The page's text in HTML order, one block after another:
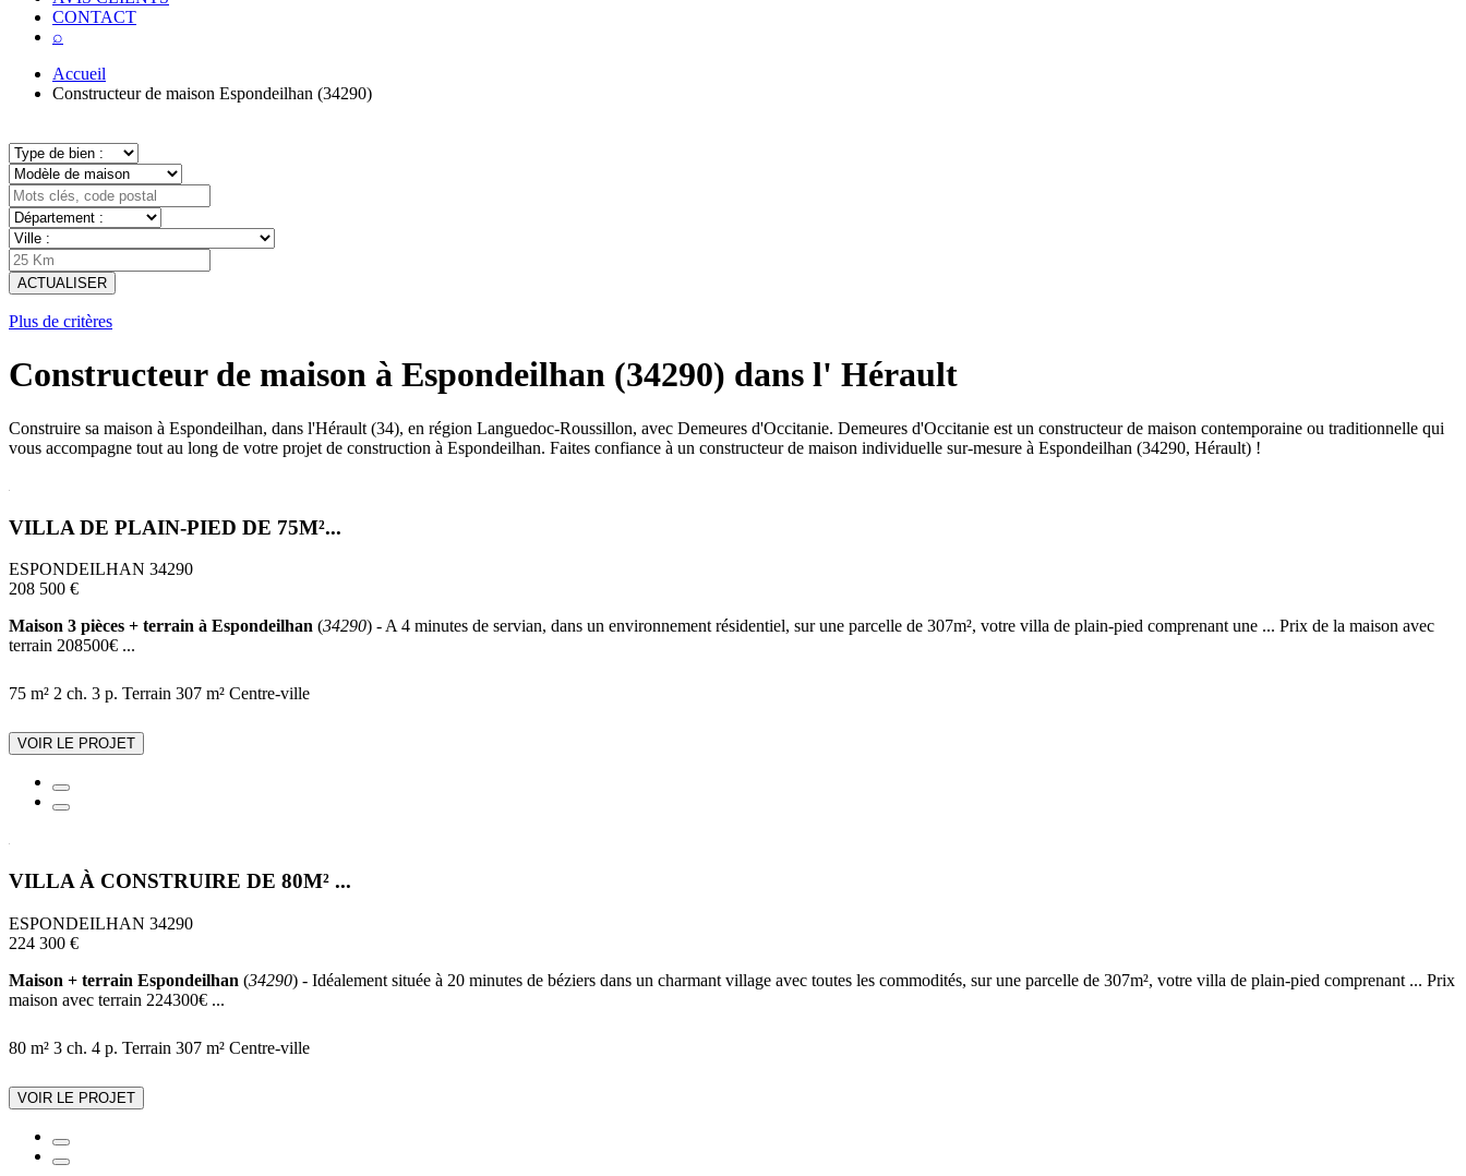
CONTACT
⌕
Accueil
Constructeur de maison Espondeilhan (34290)
ACTUALISER
Plus de critères
Constructeur de maison à Espondeilhan (34290) dans l' Hérault
Construire sa maison à Espondeilhan, dans l'Hérault (34), en région Languedoc-Roussillon, avec Demeures d'Occitanie. Demeures d'Occitanie est un constructeur de maison contemporaine ou traditionnelle qui
vous accompagne tout au long de votre projet de construction à Espondeilhan. Faites confiance à un constructeur de maison individuelle sur-mesure à Espondeilhan (34290, Hérault) !
VILLA DE PLAIN-PIED DE 75M²...
ESPONDEILHAN 34290
208 500 €
Maison 3 pièces + terrain à Espondeilhan (34290) - A 4 minutes de servian, dans un environnement résidentiel, sur une parcelle de 307m², votre villa de plain-pied comprenant une ... Prix de la maison avec
terrain 208500€ ...
75 m² 2 ch. 3 p. Terrain 307 m² Centre-ville
VOIR LE PROJET
VILLA À CONSTRUIRE DE 80M² ...
ESPONDEILHAN 34290
224 300 €
Maison + terrain Espondeilhan (34290) - Idéalement située à 20 minutes de béziers dans un charmant village avec toutes les commodités, sur une parcelle de 307m², votre villa de plain-pied comprenant ... Prix
maison avec terrain 224300€ ...
80 m² 3 ch. 4 p. Terrain 307 m² Centre-ville
VOIR LE PROJET